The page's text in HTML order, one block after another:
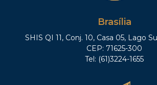
Brasília
SHIS QI 11, Conj. 10, Casa 05, Lago
CEP: 71625-300
Tel: (61)3224-1655